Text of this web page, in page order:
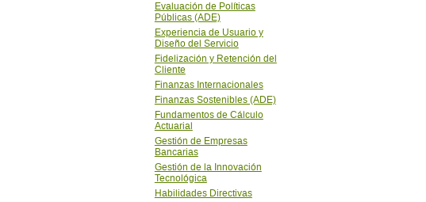
Evaluación de Polí­ticas
Públicas (ADE)
Experiencia de Usuario y
Diseño del Servicio
Fidelización y Retención del
Cliente
Finanzas Internacionales
Finanzas Sostenibles (ADE)
Fundamentos de Cálculo
Actuarial
Gestión de Empresas
Bancarias
Gestión de la Innovación
Tecnológica
Habilidades Directivas